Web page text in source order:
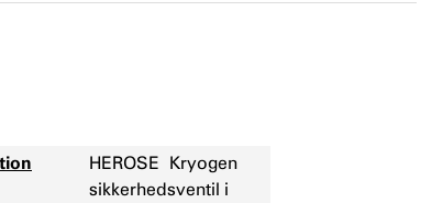
HEROSE Kryogen
sikkerhedsventil i